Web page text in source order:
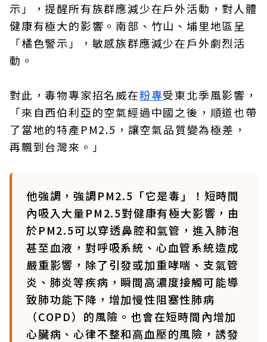
示」，提醒所有族群應減少在戶外活動，對人體
健康有極大的影響。南部、竹山、埔里地區呈
「橘色警示」，敏感族群應減少在戶外劇烈活
動。
對此，毒物專家招名威在粉專受東北季風影響，
「來自西伯利亞的空氣經過中國之後，順道也帶
了當地的特產PM2.5，讓空氣品質變為極差，
再飄到台灣來。」
他強調，強調PM2.5「它是毒」！短時間
內吸入大量PM2.5對健康有極大影響，由
於PM2.5可以穿透鼻腔和氣管，進入肺泡
甚至血液，對呼吸系統、心血管系統造成
嚴重影響，除了引發或加重哮喘、支氣管
炎、肺炎等疾病，瞬間高濃度接觸可能導
致肺功能下降，增加慢性阻塞性肺病
（COPD）的風險。也會在短時間內增加
心臟病、心律不整和高血壓的風險，誘發